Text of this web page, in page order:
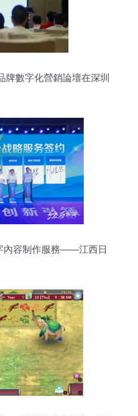
牌數字化營銷論壇在深圳
內容制作服務——江西日